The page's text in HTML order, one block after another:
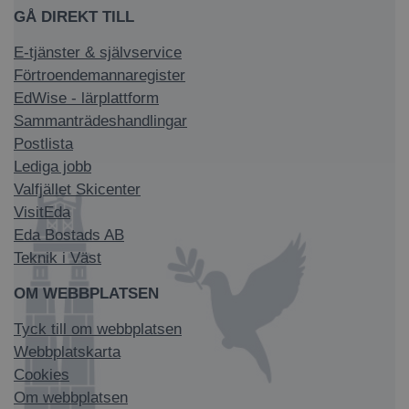
GÅ DIREKT TILL
E-tjänster & självservice
Förtroendemannaregister
EdWise - lärplattform
Sammanträdeshandlingar
Postlista
Lediga jobb
Valfjället Skicenter
VisitEda
Eda Bostads AB
Teknik i Väst
OM WEBBPLATSEN
Tyck till om webbplatsen
Webbplatskarta
Cookies
Om webbplatsen